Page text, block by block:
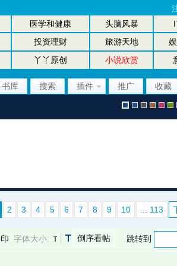
医学和健康 头脑风暴
投资理财 旅游天地
丫丫原创 小说欣赏
书库 搜索 插件 推广 收藏
认l r r i r
2 3 4 5 6 7 8 9 10 ... 113
跳转到
倒序看帖
字体大小: